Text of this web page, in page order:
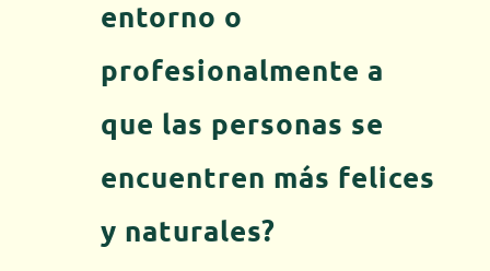
entorno o
profesionalmente a
que las personas se
encuentren más felices
y naturales?